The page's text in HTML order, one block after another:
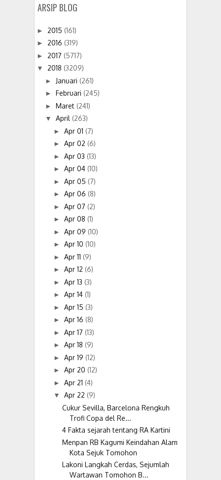
ARSIP BLOG
► 2015 (161)
► 2016 (319)
► 2017 (5717)
▼ 2018 (3209)
► Januari (261)
► Februari (245)
► Maret (241)
▼ April (263)
► Apr 01 (7)
► Apr 02 (6)
► Apr 03 (13)
► Apr 04 (10)
► Apr 05 (7)
► Apr 06 (8)
► Apr 07 (2)
► Apr 08 (1)
► Apr 09 (10)
► Apr 10 (10)
► Apr 11 (9)
► Apr 12 (6)
► Apr 13 (3)
► Apr 14 (1)
► Apr 15 (3)
► Apr 16 (8)
► Apr 17 (13)
► Apr 18 (9)
► Apr 19 (12)
► Apr 20 (12)
► Apr 21 (4)
▼ Apr 22 (9)
Cukur Sevilla, Barcelona Rengkuh
Trofi Copa del Re...
4 Fakta sejarah tentang RA Kartini
Menpan RB Kagumi Keindahan Alam
Kota Sejuk Tomohon
Lakoni Langkah Cerdas, Sejumlah
Wartawan Tomohon B...